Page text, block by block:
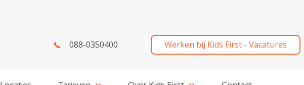
088-0350400 Werken bij Kids First - Vacatures